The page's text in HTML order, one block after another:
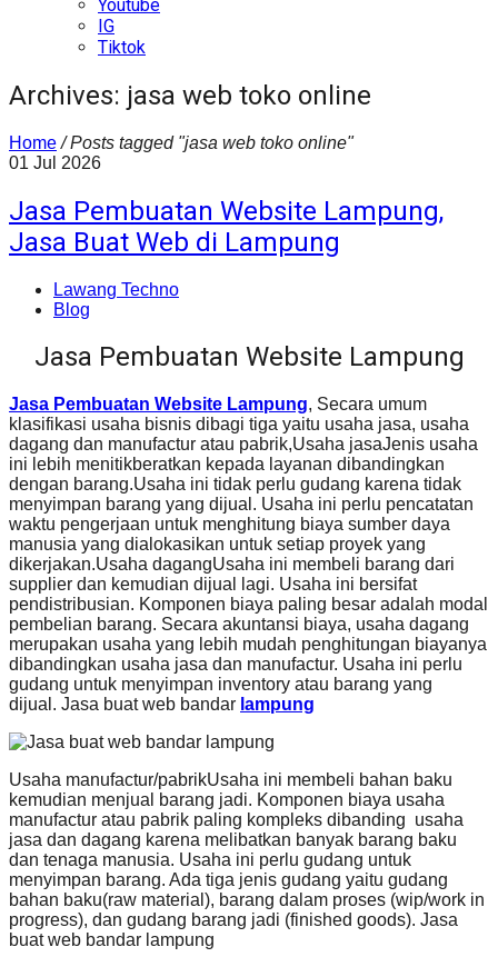
Youtube
IG
Tiktok
Archives: jasa web toko online
Home / Posts tagged "jasa web toko online"
01 Jul 2026
Jasa Pembuatan Website Lampung,
Jasa Buat Web di Lampung
Lawang Techno
Blog
Jasa Pembuatan Website Lampung
Jasa Pembuatan Website Lampung, Secara umum
klasifikasi usaha bisnis dibagi tiga yaitu usaha jasa, usaha
dagang dan manufactur atau pabrik,Usaha jasaJenis usaha
ini lebih menitikberatkan kepada layanan dibandingkan
dengan barang.Usaha ini tidak perlu gudang karena tidak
menyimpan barang yang dijual. Usaha ini perlu pencatatan
waktu pengerjaan untuk menghitung biaya sumber daya
manusia yang dialokasikan untuk setiap proyek yang
dikerjakan.Usaha dagangUsaha ini membeli barang dari
supplier dan kemudian dijual lagi. Usaha ini bersifat
pendistribusian. Komponen biaya paling besar adalah modal
pembelian barang. Secara akuntansi biaya, usaha dagang
merupakan usaha yang lebih mudah penghitungan biayanya
dibandingkan usaha jasa dan manufactur. Usaha ini perlu
gudang untuk menyimpan inventory atau barang yang
dijual. Jasa buat web bandar lampung
Usaha manufactur/pabrikUsaha ini membeli bahan baku
kemudian menjual barang jadi. Komponen biaya usaha
manufactur atau pabrik paling kompleks dibanding usaha
jasa dan dagang karena melibatkan banyak barang baku
dan tenaga manusia. Usaha ini perlu gudang untuk
menyimpan barang. Ada tiga jenis gudang yaitu gudang
bahan baku(raw material), barang dalam proses (wip/work in
progress), dan gudang barang jadi (finished goods). Jasa
buat web bandar lampung